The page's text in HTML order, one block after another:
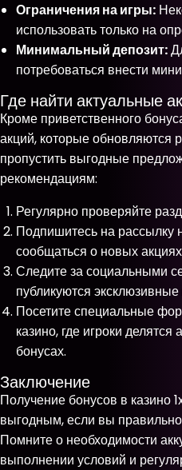
Ограничения на игры:
использовать только на
Минимальный депозит:
потребоваться внести
Где найти актуальные
Кроме приветственного
акций, которые обновляются
пропустить выгодные
рекомендациям:
Регулярно проверяйте
Подпишитесь на рассылку
сообщаться о новых
Следите за социальными
публикуются
Посетите специальные
казино, где игроки
бонусах.
Заключение
Получение бонусов в казино
выгодным, если вы
Помните о необходимости
выполнении условий и